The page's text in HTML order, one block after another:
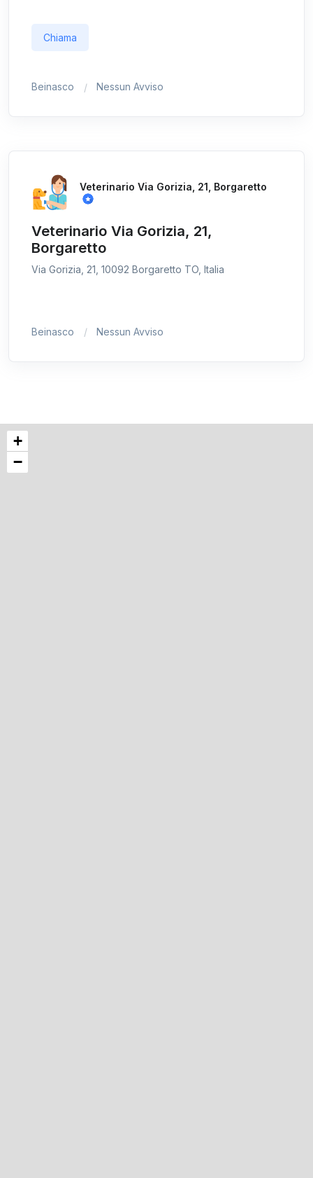
Chiama
Beinasco Nessun Avviso
Veterinario Via Gorizia, 21, Borgaretto
Veterinario Via Gorizia, 21,
Borgaretto
Via Gorizia, 21, 10092 Borgaretto TO, Italia
Beinasco Nessun Avviso
+
−